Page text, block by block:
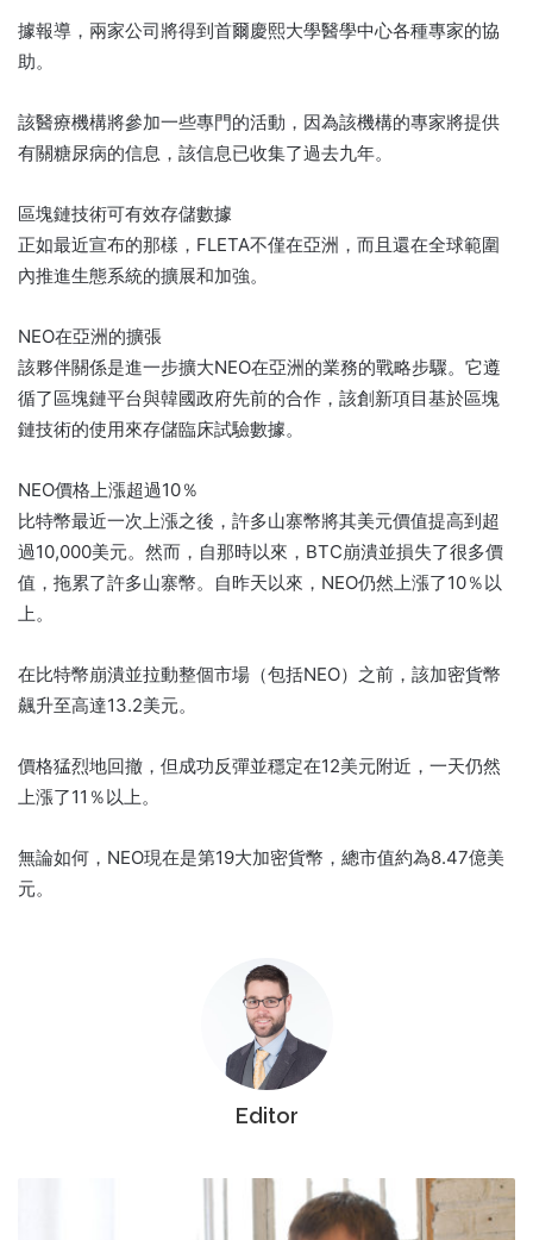
據報導，兩家公司將得到首爾慶熙大學醫學中心各種專家的協
助。
該醫療機構將參加一些專門的活動，因為該機構的專家將提供
有關糖尿病的信息，該信息已收集了過去九年。
區塊鏈技術可有效存儲數據
正如最近宣布的那樣，FLETA不僅在亞洲，而且還在全球範圍
內推進生態系統的擴展和加強。
NEO在亞洲的擴張
該夥伴關係是進一步擴大NEO在亞洲的業務的戰略步驟。它遵
循了區塊鏈平台與韓國政府先前的合作，該創新項目基於區塊
鏈技術的使用來存儲臨床試驗數據。
NEO價格上漲超過10％
比特幣最近一次上漲之後，許多山寨幣將其美元價值提高到超
過10,000美元。然而，自那時以來，BTC崩潰並損失了很多價
值，拖累了許多山寨幣。自昨天以來，NEO仍然上漲了10％以
上。
在比特幣崩潰並拉動整個市場（包括NEO）之前，該加密貨幣
飆升至高達13.2美元。
價格猛烈地回撤，但成功反彈並穩定在12美元附近，一天仍然
上漲了11％以上。
無論如何，NEO現在是第19大加密貨幣，總市值約為8.47億美
元。
Editor